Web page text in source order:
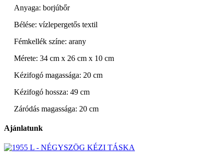
Anyaga: borjúbőr
Bélése: vízlepergetős textil
Fémkellék színe: arany
Mérete: 34 cm x 26 cm x 10 cm
Kézifogó magassága: 20 cm
Kézifogó hossza: 49 cm
Záródás magassága: 20 cm
Ajánlatunk